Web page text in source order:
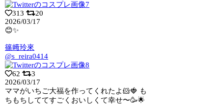
313
20
2026/03/17
😊✨
篠﨑玲來
@s_reira0414
62
3
2026/03/17
ママがいちご大福を作ってくれたよ🐹🍓 も
ちもちしててすごくおいしくて幸せ〜🥳🌟